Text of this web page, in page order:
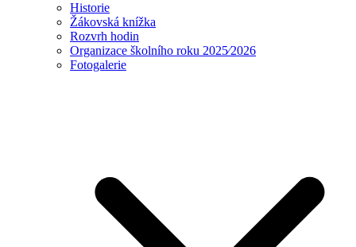
Historie
Žákovská knížka
Rozvrh hodin
Organizace školního roku 2025⁄2026
Fotogalerie